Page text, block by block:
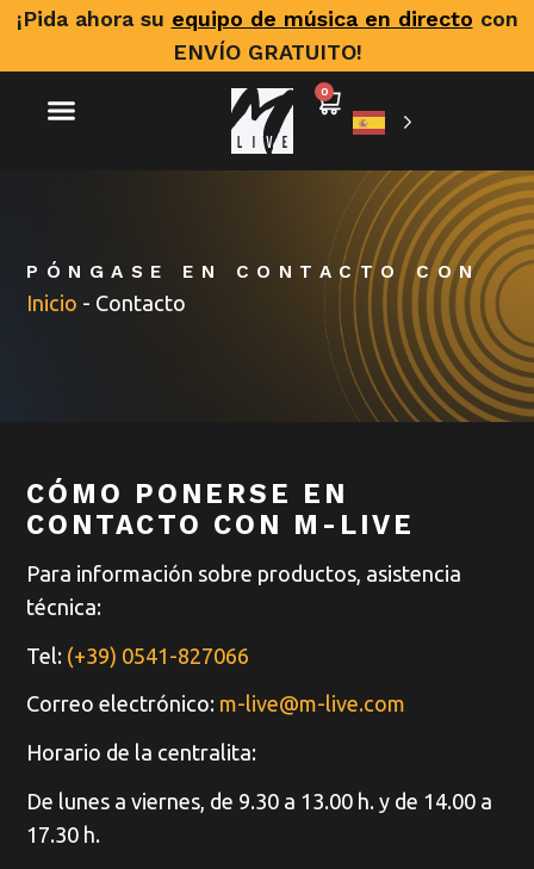
¡Pida ahora su equipo de música en directo con
ENVÍO GRATUITO!
0
PÓNGASE EN CONTACTO CON
Inicio - Contacto
CÓMO PONERSE EN
CONTACTO CON M-LIVE
Para información sobre productos, asistencia
técnica:
Tel: (+39) 0541-827066
Correo electrónico: m-live@m-live.com
Horario de la centralita:
De lunes a viernes, de 9.30 a 13.00 h. y de 14.00 a
17.30 h.